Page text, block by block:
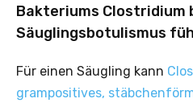
Bakteriums Clostridium
Säuglingsbotulismus
Für einen Säugling kann
grampositives,